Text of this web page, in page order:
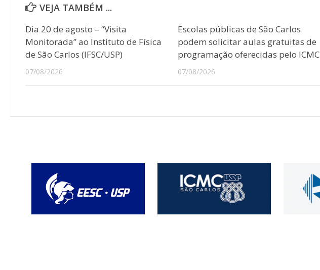
VEJA TAMBÉM ...
Dia 20 de agosto – “Visita
Monitorada” ao Instituto de Física
de São Carlos (IFSC/USP)
07/08/2026
Escolas públicas de São Carlos
podem solicitar aulas gratuitas de
programação oferecidas pelo ICMC
07/08/2026